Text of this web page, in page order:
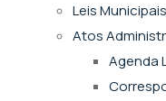
Leis Municipais
Atos
Agenda